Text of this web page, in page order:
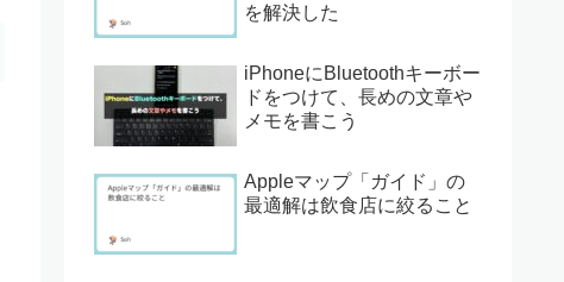
を解決した
iPhoneにBluetoothキーボー
ドをつけて、長めの文章や
メモを書こう
Appleマップ「ガイド」の
最適解は飲食店に絞ること